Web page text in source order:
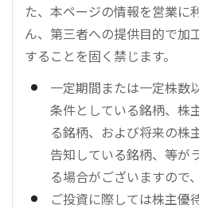
た、本ページの情報を営業に
ん、第三者への提供目的で加
することを固く禁じます。
一定期間または一定株数
条件としている銘柄、株
る銘柄、および将来の株
告知している銘柄、等が
る場合がございますので
ご投資に際しては株主優